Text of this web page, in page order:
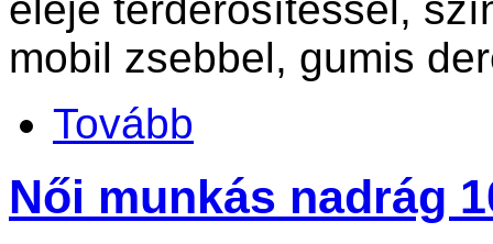
mobil zsebbel, gumis
Tovább
Női munkás nadrág